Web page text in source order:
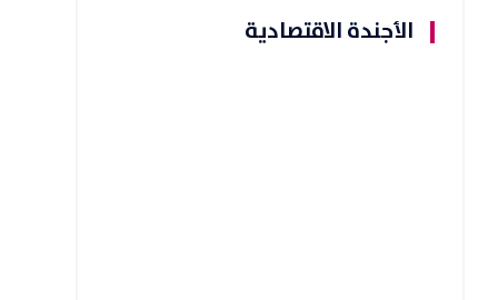
الأجندة الاقتصادية